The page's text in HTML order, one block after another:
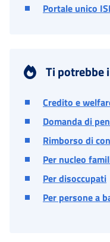
Portale unico
Ti potrebbe
Credito e
Domanda di
Rimborso di
Per nucleo
Per disoccupati
Per persone a